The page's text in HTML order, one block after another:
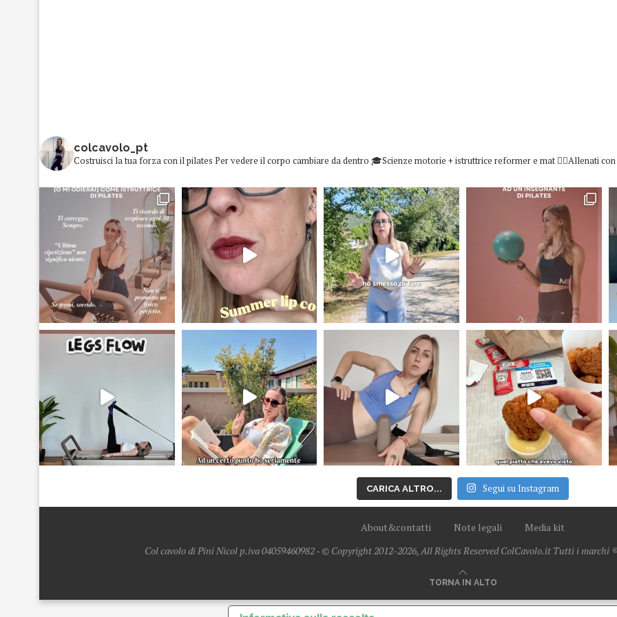
colcavolo_pt
Costruisci la tua forza con il pilates Per vedere il corpo cambiare da dentro 🎓Scienze motorie + istruttrice reformer e mat 👇🏻Allenati
CARICA ALTRO... Segui su Instagram
About&contatti Note legali
Media kit
Col cavolo di Pini Nicol p.iva 04059460982 - © Copyright 2012-2026, All Rights Reserved ColCavolo.it Tutti i
TORNA IN ALTO